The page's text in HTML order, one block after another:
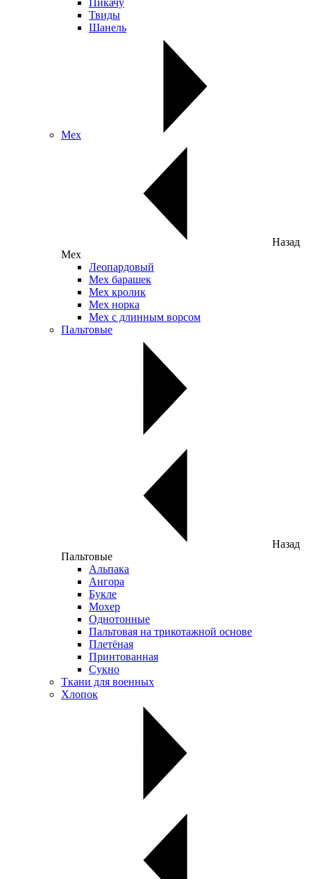
Пикачу
Твиды
Шанель
Мех
Назад
Мех
Леопардовый
Мех барашек
Мех кролик
Мех норка
Мех с длинным ворсом
Пальтовые
Назад
Пальтовые
Альпака
Ангора
Букле
Мохер
Однотонные
Пальтовая на трикотажной основе
Плетёная
Принтованная
Сукно
Ткани для военных
Хлопок